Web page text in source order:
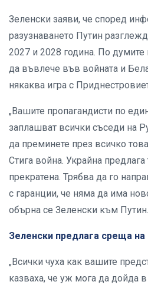
Зеленски заяви, че според
разузнаването Путин
2027 и 2028 година. По думите
да въвлече във войната и
някаква игра с
„Вашите пропагандисти по
заплашват всички съседи на
да преминете през всичко
Стига война. Украйна
прекратена. Трябва да го
с гаранции, че няма да има
обърна се Зеленски към Путин.
Зеленски предлага среща на
„Всички чуха как вашите
казваха, че уж мога да дойда